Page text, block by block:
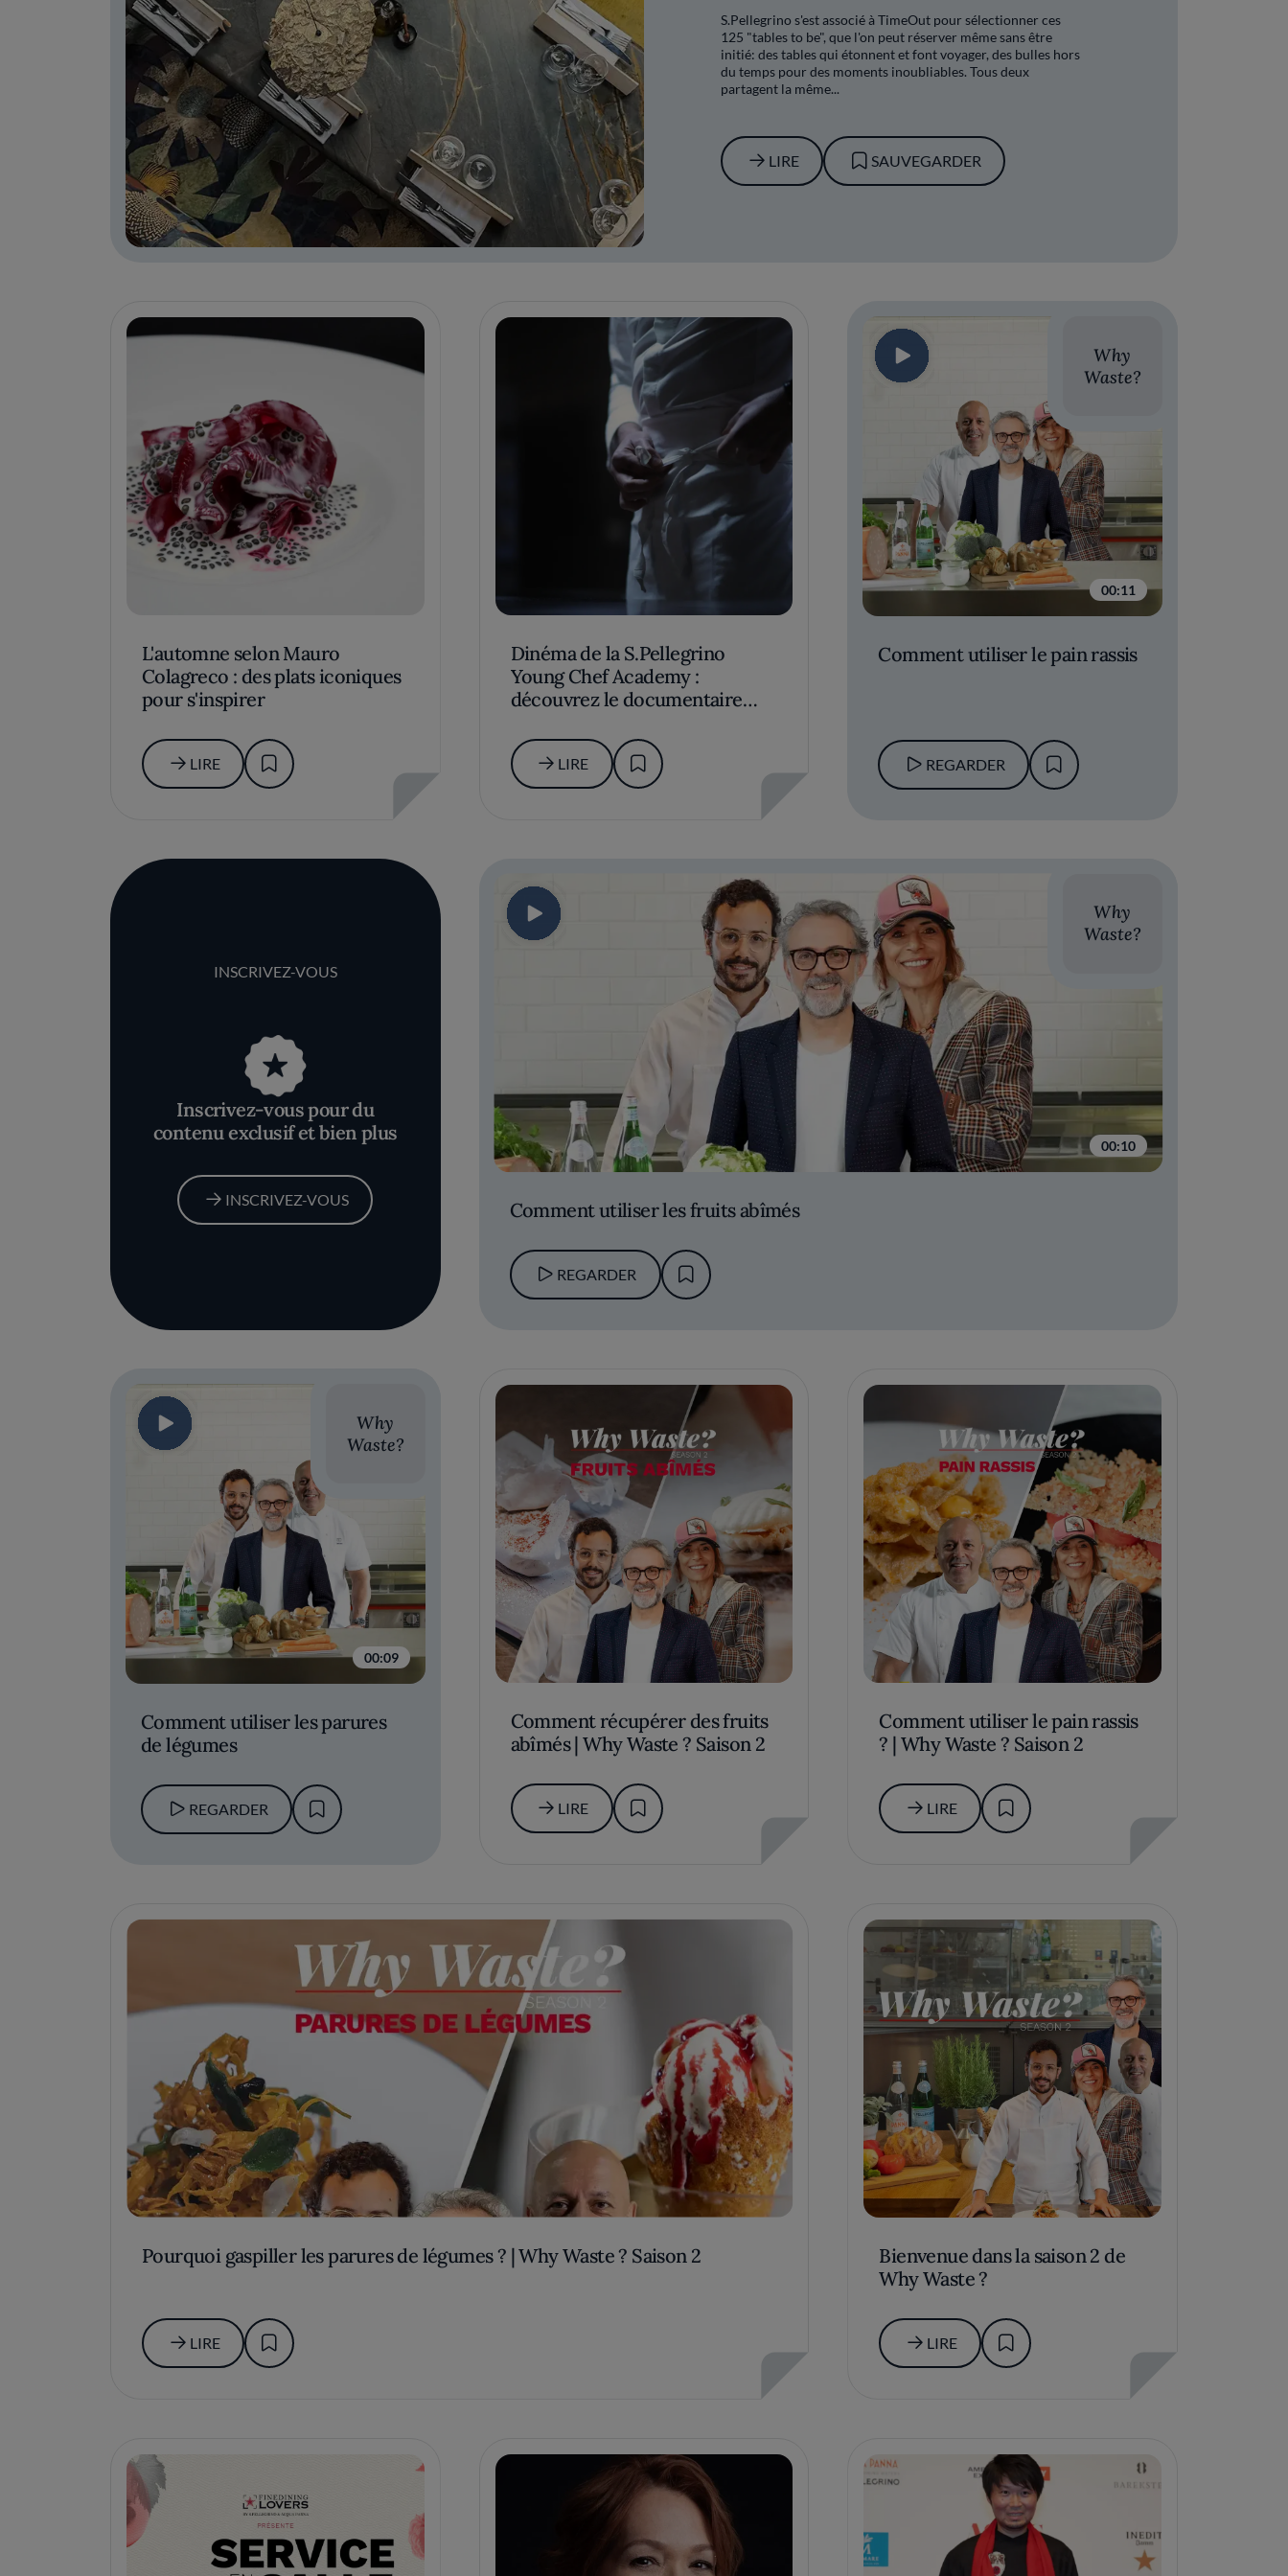
S.Pellegrino s'est associé à TimeOut pour sélectionner ces
125 "tables to be", que l'on peut réserver même sans être
initié: des tables qui étonnent et font voyager, des bulles hors
du temps pour des moments inoubliables. Tous deux
partagent la même...
LIRE SAUVEGARDER
L'automne selon Mauro
Colagreco : des plats iconiques
pour s'inspirer
LIRE
Dinéma de la S.Pellegrino
Young Chef Academy :
découvrez le documentaire
LIRE
Why
Waste?
00:11
Comment utiliser le pain rassis
REGARDER
INSCRIVEZ-VOUS
Inscrivez-vous pour du
contenu exclusif et bien plus
INSCRIVEZ-VOUS
Why
Waste?
00:10
Comment utiliser les fruits abîmés
REGARDER
Why
Waste?
00:09
Comment utiliser les parures
de légumes
REGARDER
Comment récupérer des fruits
abîmés | Why Waste ? Saison 2
LIRE
Comment utiliser le pain rassis
? | Why Waste ? Saison 2
LIRE
Pourquoi gaspiller les parures de légumes ? | Why Waste ? Saison 2
LIRE
Bienvenue dans la saison 2 de
Why Waste ?
LIRE